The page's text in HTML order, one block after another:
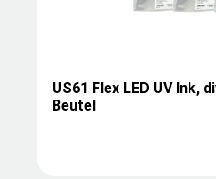
US61 Flex LED UV Ink,
Beutel